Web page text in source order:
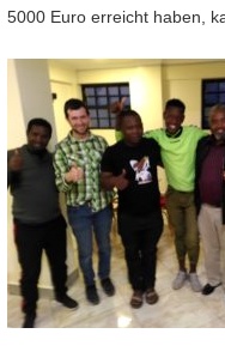
5000 Euro erreicht haben,